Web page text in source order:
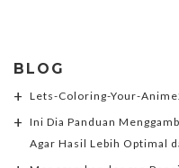
BLOG
Lets-Coloring-Your-
Ini Dia Panduan
Agar Hasil Lebih Optimal